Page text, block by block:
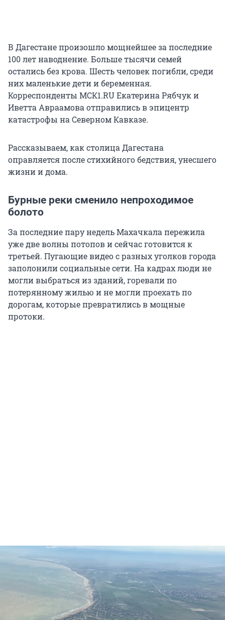
В Дагестане произошло мощнейшее за последние
100 лет наводнение. Больше тысячи семей
остались без крова. Шесть человек погибли, среди
них маленькие дети и беременная.
Корреспонденты МСК1.RU Екатерина Рябчук и
Иветта Авраамова отправились в эпицентр
катастрофы на Северном Кавказе.
Рассказываем, как столица Дагестана
оправляется после стихийного бедствия, унесшего
жизни и дома.
Бурные реки сменило непроходимое
болото
За последние пару недель Махачкала пережила
уже две волны потопов и сейчас готовится к
третьей. Пугающие видео с разных уголков города
заполонили социальные сети. На кадрах люди не
могли выбраться из зданий, горевали по
потерянному жилью и не могли проехать по
дорогам, которые превратились в мощные
протоки.